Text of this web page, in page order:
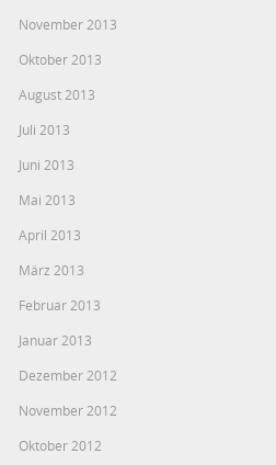
November 2013
Oktober 2013
August 2013
Juli 2013
Juni 2013
Mai 2013
April 2013
März 2013
Februar 2013
Januar 2013
Dezember 2012
November 2012
Oktober 2012